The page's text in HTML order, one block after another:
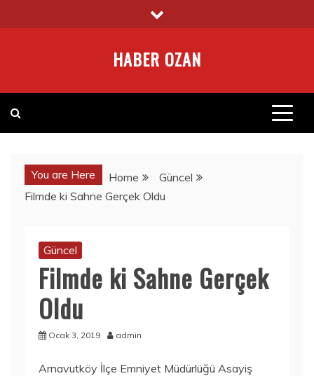
to
HABER OZAN
You are Here Home
Güncel
Filmde ki Sahne Gerçek Oldu
Güncel
Filmde ki Sahne Gerçek
Oldu
Ocak 3, 2019 admin
Arnavutköy İlçe Emniyet Müdürlüğü Asayiş